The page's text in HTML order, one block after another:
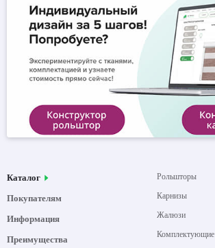
Каталог
Покупателям
Информация
Преимущества
Рольшторы
Карнизы
Жалюзи
Комплектующие